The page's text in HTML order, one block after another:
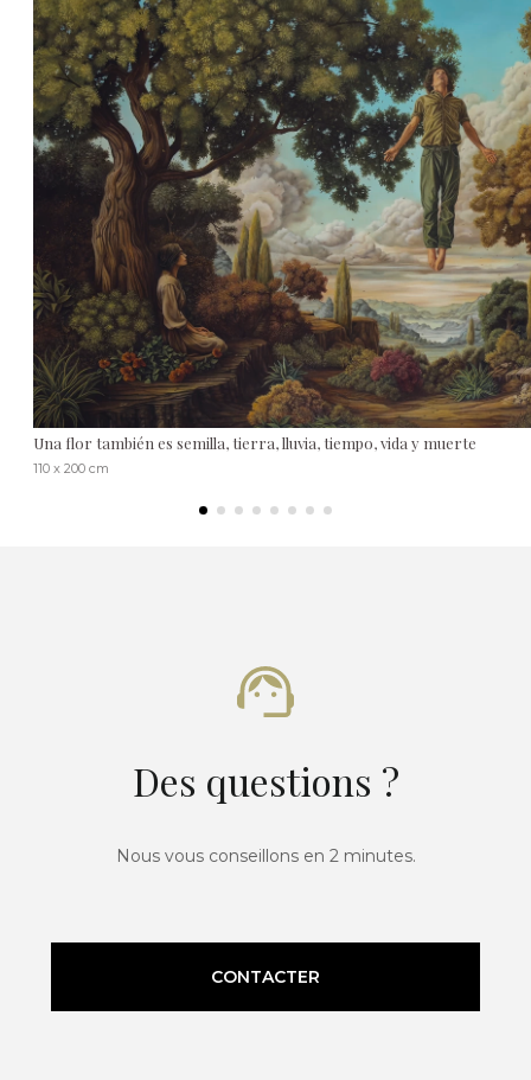
Una flor también es semilla, tierra, lluvia, tiempo, vida y muerte
110 x 200 cm
Des questions ?
Nous vous conseillons en 2 minutes.
CONTACTER